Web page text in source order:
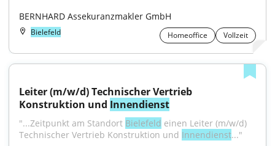
BERNHARD Assekuranzmakler GmbH
Bielefeld Homeoffice Vollzeit
Leiter (m/w/d) Technischer Vertrieb
Konstruktion und Innendienst
"...Zeitpunkt am Standort Bielefeld einen Leiter (m/w/d)
Technischer Vertrieb Konstruktion und Innendienst..."